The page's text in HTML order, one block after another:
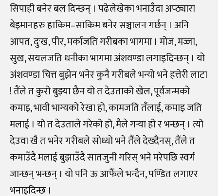
सिपाही बनेर बल दिन्छन् । पढेलेखेका भनाउँदा अप्ठ्यारा
बेइमानहरु हाकिम–साकिम बनेर सञ्चालन गर्छन् । अनि
आपत, दुःख, पीर, मर्काजति गरीबका भागमा । मोज, मज्जा,
सुख, सयलजति धनीका भागमा अंशवण्डा लगाइदिन्छन् । यो
अंशवण्डा चित्त बुझेन भनेर कुनै गरीबले भन्यो भने हत्तेरी लाटा
! तैंले त कुरो बुझ्या छैन यो त देउताको खेल, पूर्वजन्मको
कमाइ, भावी भाग्यको रेखा हो, कामजति तँलाई, कमाइ जति
मलाई । यो त देउताले गरेको हो, मैले गर्‍या हो र भन्छन् । त्यो
देउवा खै त भनेर गरीबले सोध्यो भने तैंले देख्दैनस्, तैंले त
कमाउँदै मलाई बुझाउँदै सातजुनी गरिस् भने मरेपछि स्वर्ग
जान्छन् भन्छन् । यो पनि ऊ आफैंले भन्दैन, पण्डित लगाएर
भनाइदिन्छ ।